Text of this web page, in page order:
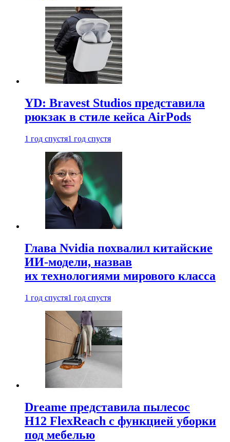
YD: Bravest Studios представила
рюкзак в стиле кейса AirPods
1 год спустя1 год спустя
Глава Nvidia похвалил китайские
ИИ-модели, назвав
их технологиями мирового класса
1 год спустя1 год спустя
Dreame представила пылесос
H12 FlexReach с функцией уборки
под мебелью